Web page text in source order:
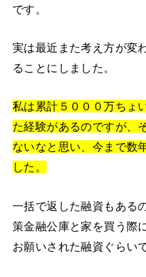
です。
実は最近また考え方が変
ることにしました。
私は累計５０００万ちょ
た経験があるのですが、
ないなと思い、今まで数
した。
一括で返した融資もある
策金融公庫と家を買う際
お願いされた融資ぐらい